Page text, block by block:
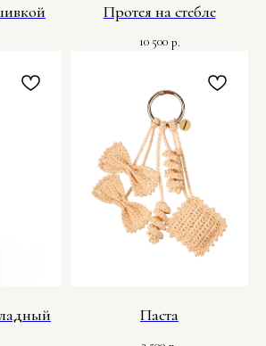
Протея на стебле
10 500 р.
Паста